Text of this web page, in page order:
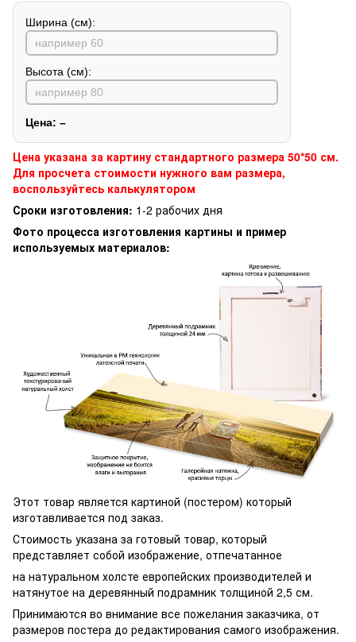
Ширина (см):
Высота (см):
Цена: –
Цена указана за картину стандартного размера 50*50 см.
Для просчета стоимости нужного вам размера,
воспользуйтесь калькулятором
Сроки изготовления: 1-2 рабочих дня
Фото процесса изготовления картины и пример
используемых материалов:
Этот товар является картиной (постером) который
изготавливается под заказ.
Стоимость указана за готовый товар, который
представляет собой изображение, отпечатанное
на натуральном холсте европейских производителей и
натянутое на деревянный подрамник толщиной 2,5 см.
Принимаются во внимание все пожелания заказчика, от
размеров постера до редактирования самого изображения.